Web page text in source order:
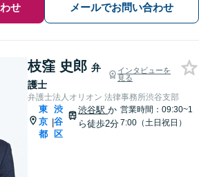
せ メールでお問い合わせ
枝窪 史郎 弁
護士
インタビューを
見る
弁護士法人オリオン 法律事務所渋谷支部
東
京
都
|
渋
谷
区
渋谷駅か
ら徒歩2分
営業時間：09:30~1
7:00（土日祝日）